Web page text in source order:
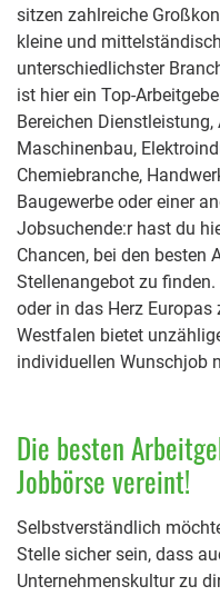
sitzen zahlreiche
kleine und
unterschiedlichster
ist hier ein Top-
Bereichen
Maschinenbau,
Chemiebranche,
Baugewerbe oder einer
Jobsuchende:r hast du
Chancen, bei den besten
Stellenangebot zu
oder in das Herz
Westfalen bietet
individuellen Wunschjob
Die besten
Jobbörse vereint!
Selbstverständlich
Stelle sicher sein, dass
Unternehmenskultur zu